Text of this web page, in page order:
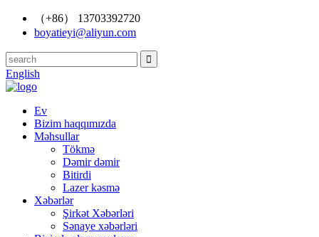
（+86） 13703392720
boyatieyi@aliyun.com
English
Ev
Bizim haqqımızda
Məhsullar
Tökmə
Dəmir dəmir
Bitirdi
Lazer kəsmə
Xəbərlər
Şirkət Xəbərləri
Sənaye xəbərləri